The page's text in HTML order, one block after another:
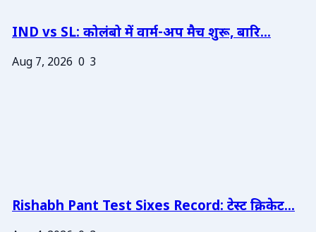
IND vs SL: कोलंबो में वार्म-अप मैच शुरू, बारि...
Aug 7, 2026 0 3
Rishabh Pant Test Sixes Record: टेस्ट क्रिकेट...